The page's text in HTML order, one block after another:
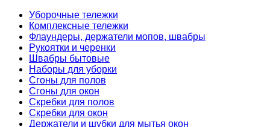
Уборочные тележки
Комплексные тележки
Флаундеры, держатели мопов, швабры
Рукоятки и черенки
Швабры бытовые
Наборы для уборки
Сгоны для полов
Сгоны для окон
Скребки для полов
Скребки для окон
Держатели и шубки для мытья окон